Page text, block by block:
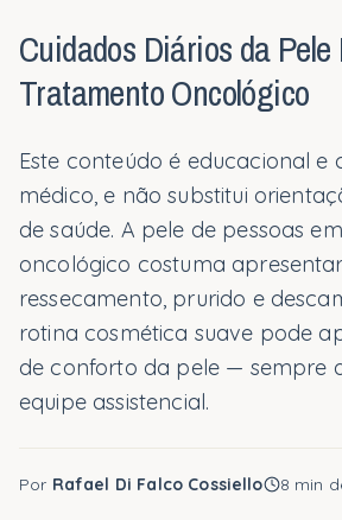
Categorias
Mais Vendidos
Kits em Destaque
QUIZ PERSONALIZADO
Descubra sua rotina ideal
Recomendações personalizadas
Cuidados Diários da
Tratamento Oncológico
Este conteúdo é educacional e
médico, e não substitui
de saúde. A pele de pessoas
oncológico costuma
ressecamento, prurido e
rotina cosmética suave pode
de conforto da pele — sempre
equipe assistencial.
Por Rafael Di Falco Cossiello 8 min